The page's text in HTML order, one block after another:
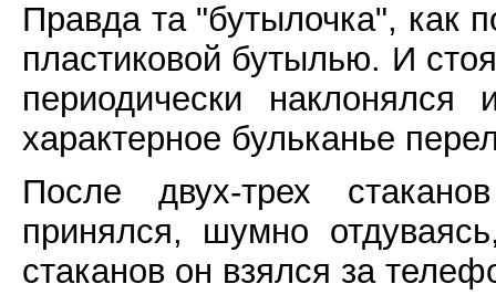
Правда та "бутылочка", как
пластиковой бутылью. И
периодически
характерное бульканье
После двух-трех
принялся, шумно
стаканов он взялся за